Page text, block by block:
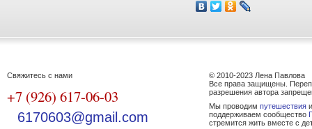
Свяжитесь с нами
+7 (926) 617-06-03
6170603@gmail.com
© 2010-2023 Лена Павлова
Все права защищены.
разрешения автора
Мы проводим путешествия
поддерживаем сообщество
стремится жить вместе с